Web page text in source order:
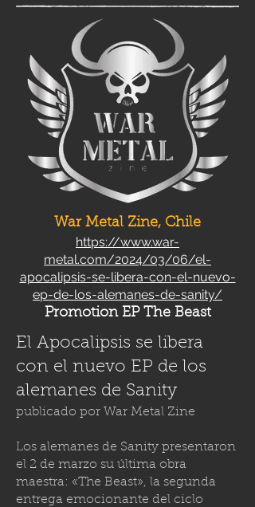
War Metal Zine, Chile
https://www.war-
metal.com/2024/03/06/el-
apocalipsis-se-libera-con-el-nuevo-
ep-de-los-alemanes-de-sanity/
Promotion EP The Beast
El Apocalipsis se libera
con el nuevo EP de los
alemanes de Sanity
publicado por War Metal Zine
Los alemanes de Sanity presentaron
el 2 de marzo su última obra
maestra: «The Beast», la segunda
entrega emocionante del ciclo